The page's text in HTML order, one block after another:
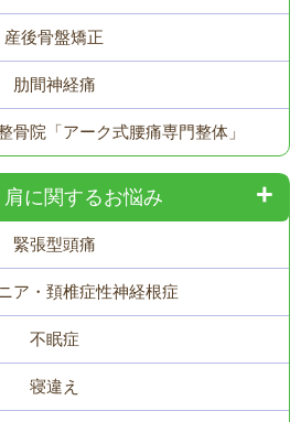
産後骨盤矯正
肋間神経痛
骨院「アーク式腰痛専門整体」
に関するお悩み
緊張型頭痛
ア・頚椎症性神経根症
不眠症
寝違え